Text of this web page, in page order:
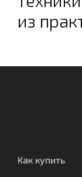
из
Как купить